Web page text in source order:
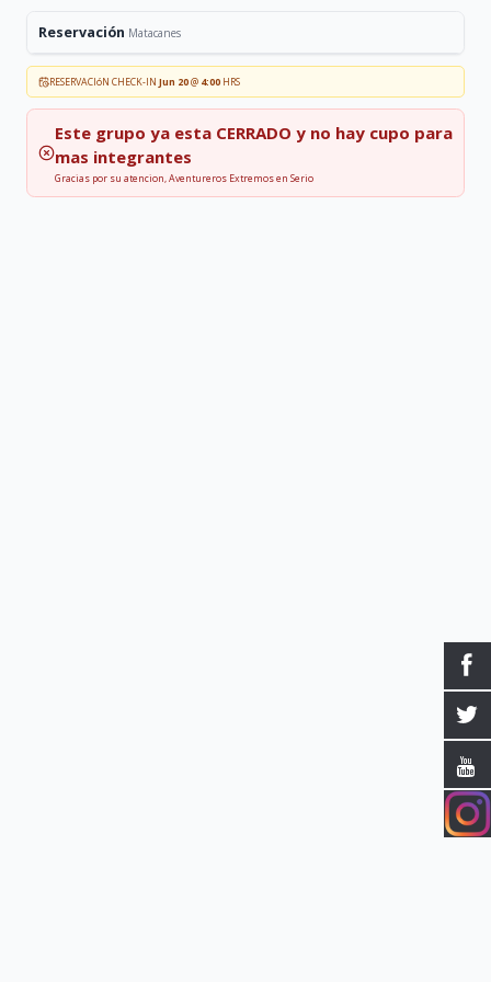
Reservación Matacanes
RESERVACIóN CHECK-IN Jun 20@ 4:00 HRS
Este grupo ya esta CERRADO y no hay cupo para
mas integrantes
Gracias por su atencion, Aventureros Extremos en Serio